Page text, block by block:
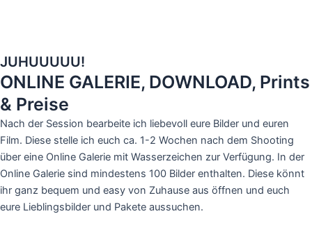
JUHUUUUU!
ONLINE GALERIE, DOWNLOAD, Prints
& Preise
Nach der Session bearbeite ich liebevoll eure Bilder und euren
Film. Diese stelle ich euch ca. 1-2 Wochen nach dem Shooting
über eine Online Galerie mit Wasserzeichen zur Verfügung. In der
Online Galerie sind mindestens 100 Bilder enthalten. Diese könnt
ihr ganz bequem und easy von Zuhause aus öffnen und euch
eure Lieblingsbilder und Pakete aussuchen.